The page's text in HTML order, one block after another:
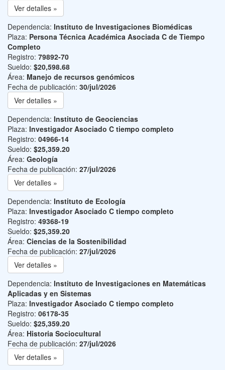
Ver detalles »
Dependencia: Instituto de Investigaciones Biomédicas
Plaza: Persona Técnica Académica Asociada C de Tiempo
Completo
Registro: 79892-70
Sueldo: $20,598.68
Área: Manejo de recursos genómicos
Fecha de publicación: 30/jul/2026
Ver detalles »
Dependencia: Instituto de Geociencias
Plaza: Investigador Asociado C tiempo completo
Registro: 04966-14
Sueldo: $25,359.20
Área: Geología
Fecha de publicación: 27/jul/2026
Ver detalles »
Dependencia: Instituto de Ecología
Plaza: Investigador Asociado C tiempo completo
Registro: 49368-19
Sueldo: $25,359.20
Área: Ciencias de la Sostenibilidad
Fecha de publicación: 27/jul/2026
Ver detalles »
Dependencia: Instituto de Investigaciones en Matemáticas
Aplicadas y en Sistemas
Plaza: Investigador Asociado C tiempo completo
Registro: 06178-35
Sueldo: $25,359.20
Área: Historia Sociocultural
Fecha de publicación: 27/jul/2026
Ver detalles »